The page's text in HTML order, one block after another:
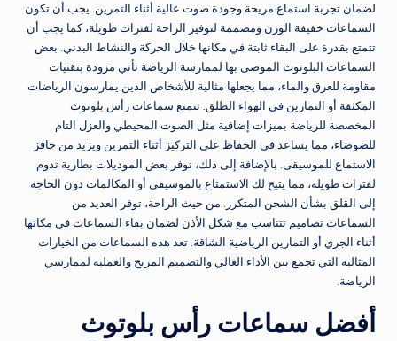
لضمان تجربة استماع مريحة وجودة صوت عالية أثناء التمرين. يجب أن تكون
السماعات خفيفة الوزن ومصممة لتوفير الراحة لفترات طويلة، كما يجب أن
تتمتع بقدرة على البقاء ثابتة في مكانها خلال الحركة والنشاط البدني. بعض
السماعات البلوتوث الموصى بها لممارسة الرياضة تأتي مزودة بتقنيات
مقاومة للعرق والماء، مما يجعلها مثالية للأشخاص الذين يمارسون الرياضات
المكثفة أو التمارين في الهواء الطلق. تتمتع سماعات رأس بلوتوث
المخصصة للرياضة بميزات إضافية مثل الصوت المحيطي والعزل التام
للضوضاء، مما يساعد في الحفاظ على التركيز أثناء التمرين ويزيد من حافز
الاستماع للموسيقى. بالإضافة إلى ذلك، توفر بعض الموديلات بطارية تدوم
لفترات طويلة، مما يتيح لك الاستمتاع بالموسيقى أو المكالمات دون الحاجة
إلى القلق بشأن الشحن المتكرر. من حيث الراحة، توفر العديد من
السماعات تصاميم تتناسب مع شكل الأذن لضمان بقاء السماعات في مكانها
أثناء الجري أو التمارين الرياضية الشاقة. تعد هذه السماعات من الخيارات
المثالية التي تجمع بين الأداء العالي والتصميم المريح والعملية لممارسي
الرياضة.
أفضل سماعات رأس بلوتوث